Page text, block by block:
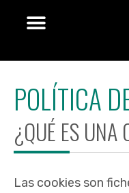
POLÍTICA
¿QUÉ ES UNA
Las cookies son